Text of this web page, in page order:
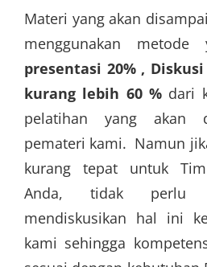
Materi yang akan
menggunakan
presentasi 20% ,
kurang lebih 60 % dari
pelatihan yang akan
pemateri kami. Namun
kurang tepat untuk
Anda, tidak perlu
mendiskusikan hal ini
kami sehingga